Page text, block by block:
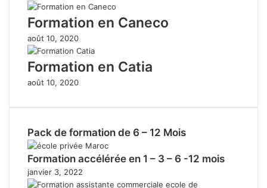
Formation en Caneco
août 10, 2020
Formation en Catia
août 10, 2020
Pack de formation de 6 – 12 Mois
Formation accélérée en 1 – 3 – 6 -12 mois
janvier 3, 2022